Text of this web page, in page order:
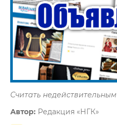
Считать недействительным
Автор: Редакция «НГК»